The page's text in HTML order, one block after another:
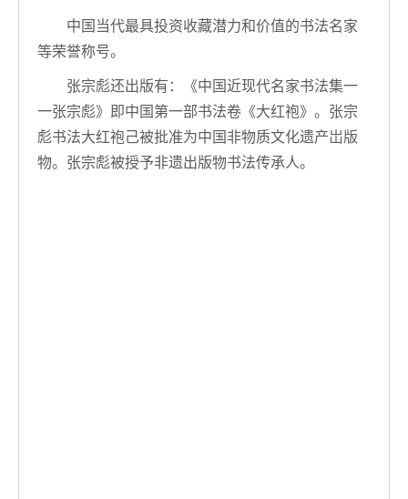
中国当代最具投资收藏潜力和价值的书法名家
等荣誉称号。
张宗彪还出版有：《中国近现代名家书法集一
一张宗彪》即中国第一部书法卷《大红袍》。张宗
彪书法大红袍己被批准为中国非物质文化遗产岀版
物。张宗彪被授予非遗出版物书法传承人。